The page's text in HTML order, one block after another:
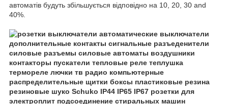
автоматів будуть збільшується відповідно на 10, 20, 30 and
40%.